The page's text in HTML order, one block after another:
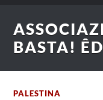
BASTA!
PALESTINA